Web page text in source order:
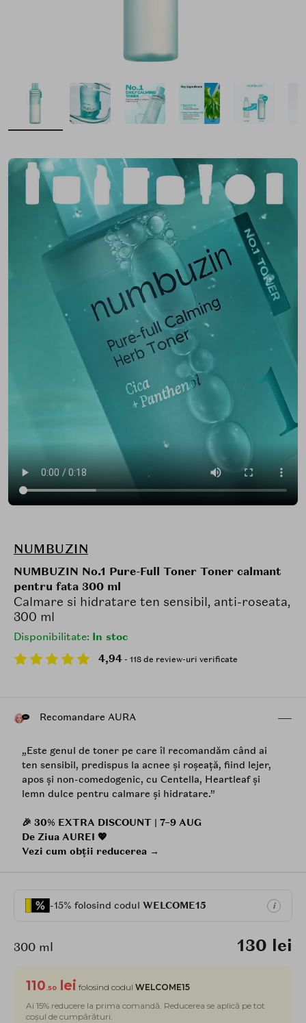
NUMBUZIN
NUMBUZIN No.1 Pure-Full Toner Toner calmant
pentru fata 300 ml
Calmare si hidratare ten sensibil, anti-roseata,
300 ml
Disponibilitate: In stoc
4,94 - 118 de review-uri verificate
Recomandare AURA
„Este genul de toner pe care îl recomandăm când ai
ten sensibil, predispus la acnee și roșeață, fiind lejer,
apos și non-comedogenic, cu Centella, Heartleaf și
lemn dulce pentru calmare și hidratare.”
🎉 30% EXTRA DISCOUNT | 7–9 AUG
De Ziua AUREI 💖
Vezi cum obții reducerea →
-15% folosind codul WELCOME15 i
300 ml 130 lei
110.50 lei folosind codul WELCOME15
Ai 15% reducere la prima comandă. Reducerea se aplică pe tot
coșul de cumpărături.